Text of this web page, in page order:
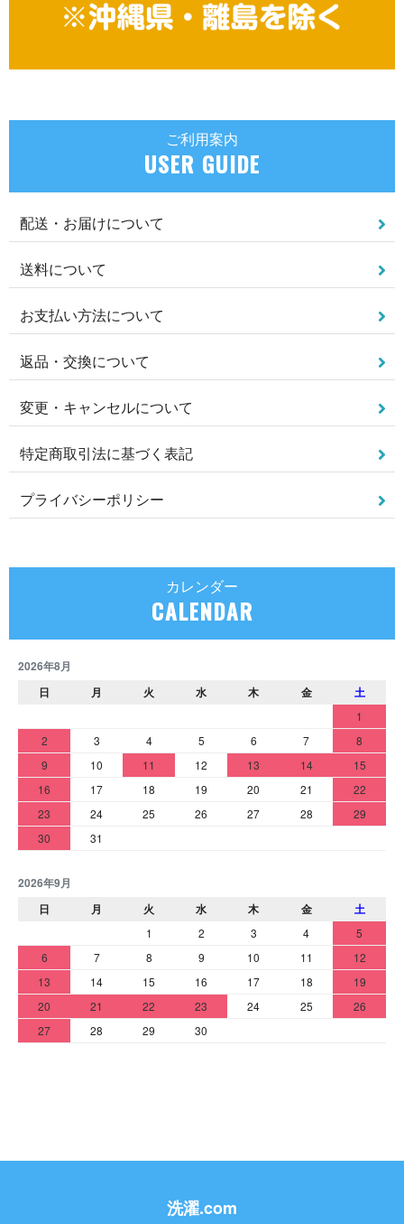
ご利用案内
USER GUIDE
配送・お届けについて
送料について
お支払い方法について
返品・交換について
変更・キャンセルについて
特定商取引法に基づく表記
プライバシーポリシー
カレンダー
CALENDAR
2026年8月
日
月 火 水 木 金 土
1
2
3 4 5 6 7
8
9
10 11 12 13 14
15
16
17 18 19 20 21
22
23
24 25 26 27 28
29
30
31
2026年9月
日
月 火 水 木 金 土
1 2 3 4
5
6
7 8 9 10 11
12
13
14 15 16 17 18
19
20
21 22 23 24 25
26
27
28 29 30
洗濯.com